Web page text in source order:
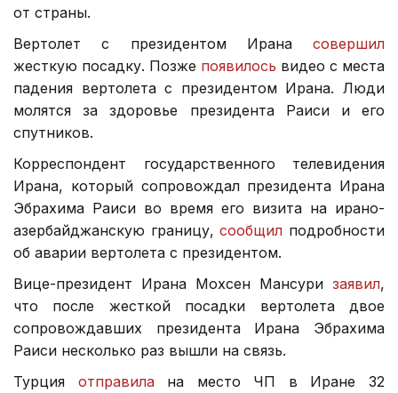
от страны.
Вертолет с президентом Ирана совершил
жесткую посадку. Позже появилось видео с места
падения вертолета с президентом Ирана. Люди
молятся за здоровье президента Раиси и его
спутников.
Корреспондент государственного телевидения
Ирана, который сопровождал президента Ирана
Эбрахима Раиси во время его визита на ирано-
азербайджанскую границу,сообщил подробности
об аварии вертолета с президентом.
Вице-президент Ирана Мохсен Мансури заявил,
что после жесткой посадки вертолета двое
сопровождавших президента Ирана Эбрахима
Раиси несколько раз вышли на связь.
Турция отправилана место ЧП в Иране 32